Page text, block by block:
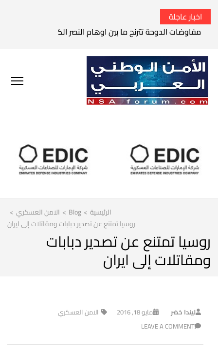
اخبار عاجلة
مفاوضات الدوحة تترنح ما بين اوهام النصر الكامل وواقع
الرئيسية >
Blog
> الامن العسكري >
روسيا تمتنع عن تصدير دبابات ومقاتلات إلى ايران
روسيا تمتنع عن تصدير دبابات
ومقاتلات إلى ايران
ليندا خضر مايو 18, 2016
الامن العسكري
LEAVE A COMMENT